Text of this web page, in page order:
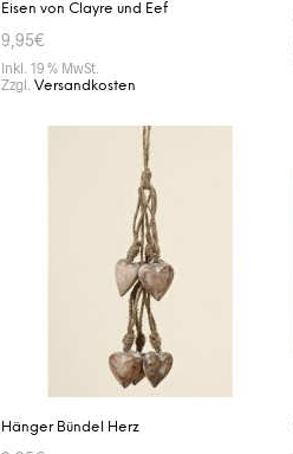
Eisen von Clayre und Eef
9,95€
Inkl. 19 % MwSt.
Zzgl. Versandkosten
Hänger Bündel Herz